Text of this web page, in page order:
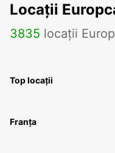
Locații
3835 locații
Top locații
Franța